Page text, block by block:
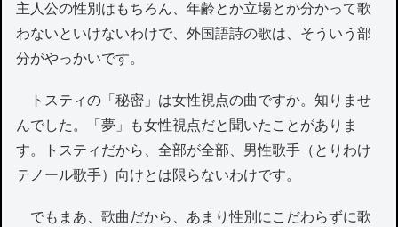
主人公の性別はもちろん、年齢とか立場とか分かって歌
わないといけないわけで、外国語詩の歌は、そういう部
分がやっかいです。
トスティの「秘密」は女性視点の曲ですか。知りませ
んでした。「夢」も女性視点だと聞いたことがありま
す。トスティだから、全部が全部、男性歌手（とりわけ
テノール歌手）向けとは限らないわけです。
でもまあ、歌曲だから、あまり性別にこだわらずに歌